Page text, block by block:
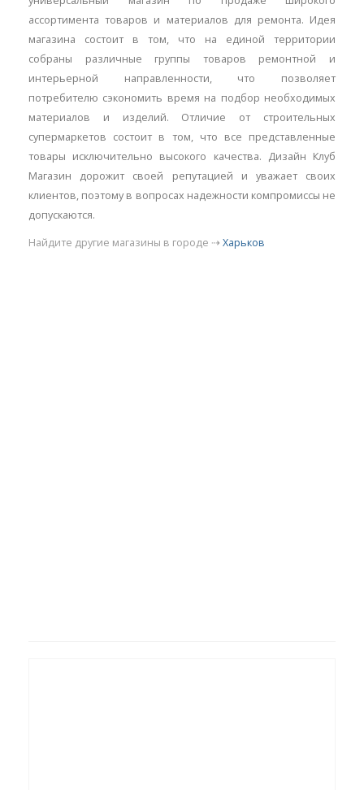
ассортимента товаров и материалов для ремонта. Идея
магазина состоит в том, что на единой территории
собраны различные группы товаров ремонтной и
интерьерной направленности, что позволяет
потребителю сэкономить время на подбор необходимых
материалов и изделий. Отличие от строительных
супермаркетов состоит в том, что все представленные
товары исключительно высокого качества. Дизайн Клуб
Магазин дорожит своей репутацией и уважает своих
клиентов, поэтому в вопросах надежности компромиссы не
допускаются.
Найдите другие магазины в городе ⇢ Харьков